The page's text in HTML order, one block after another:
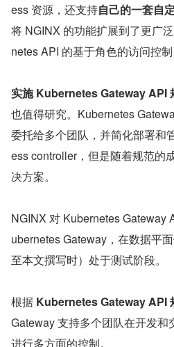
ess 资源，还支持自己的一套自
将 NGINX 的功能扩展到了更广
netes API 的基于角色的访问控制
也值得研究。Kubernetes
委托给多个团队，并简化部署和
ess controller，但是随着规范的
决方案。
NGINX 对 Kubernetes Gateway
ubernetes Gateway，在数据平
至本文撰写时）处于测试阶段。
根据 Kubernetes Gateway API
Gateway 支持多个团队在开发和
进行多方面的控制。